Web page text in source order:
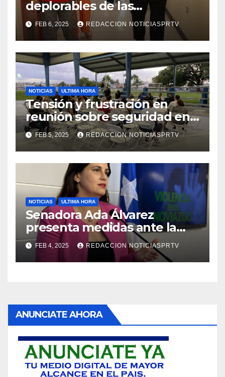
deplorables de las
facilidades el Departamento
de la Salud en Mayagüez
FEB 6, 2025 REDACCION NOTICIASPRTV
NOTICIAS ULTIMA HORA
Tensión y frustración en
reunión sobre seguridad en
Reparto Metropolitano
FEB 5, 2025 REDACCION NOTICIASPRTV
NOTICIAS ULTIMA HORA
Senadora Ada Álvarez
presenta medidas ante la
violencia en el noviazgo
FEB 4, 2025 REDACCION NOTICIASPRTV
ANUNCIATE AHORA